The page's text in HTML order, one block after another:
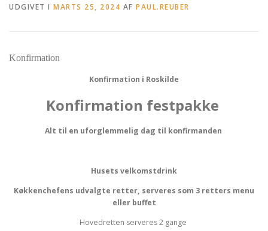
UDGIVET I MARTS 25, 2024 AF PAUL.REUBER
Konfirmation
Konfirmation i Roskilde
Konfirmation festpakke
Alt til en uforglemmelig dag til konfirmanden
Husets velkomstdrink
Køkkenchefens udvalgte retter, serveres som 3 retters menu
eller buffet
Hovedretten serveres 2 gange